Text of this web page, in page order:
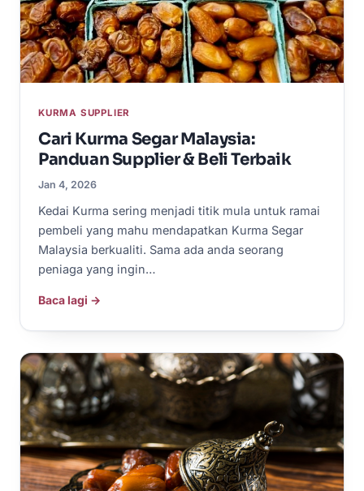
KURMA SUPPLIER
Cari Kurma Segar Malaysia:
Panduan Supplier & Beli Terbaik
Jan 4, 2026
Kedai Kurma sering menjadi titik mula untuk ramai
pembeli yang mahu mendapatkan Kurma Segar
Malaysia berkualiti. Sama ada anda seorang
peniaga yang ingin…
Baca lagi →